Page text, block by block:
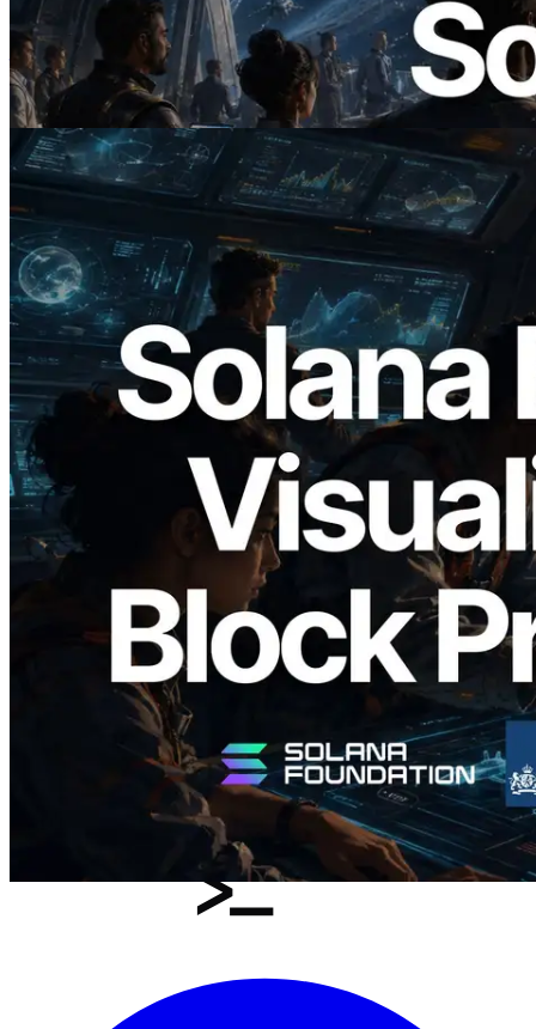
ERPC 發布支援 x402 支付的 Solana RPC
— AI Agent 按需為 API 付款的時代開啟
閱讀此文章
2026.05.24
Validators Solutions 釋出 Solana Block
Analyzer — 以 slot 為單位視覺化區塊生
成時間與負責驗證者